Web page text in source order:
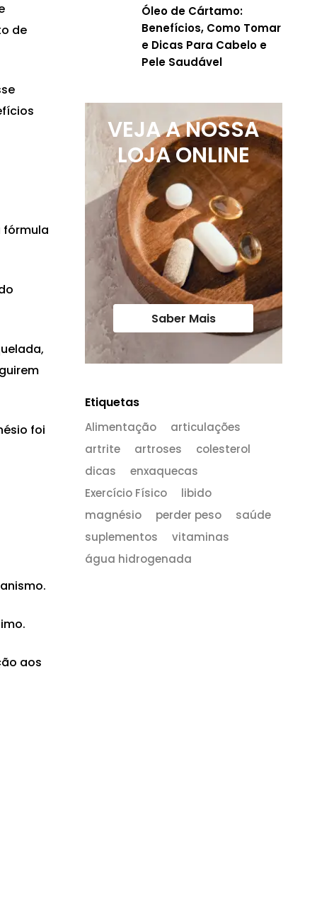
de
fórmula
foi
aos
Óleo de Cártamo:
Benefícios, Como Tomar
e Dicas Para Cabelo e
Pele Saudável
VEJA A NOSSA
LOJA ONLINE
Saber Mais
Etiquetas
Alimentação
articulações
artrite
artroses
colesterol
dicas
enxaquecas
Exercício Físico
libido
magnésio
perder peso
saúde
suplementos
vitaminas
água hidrogenada